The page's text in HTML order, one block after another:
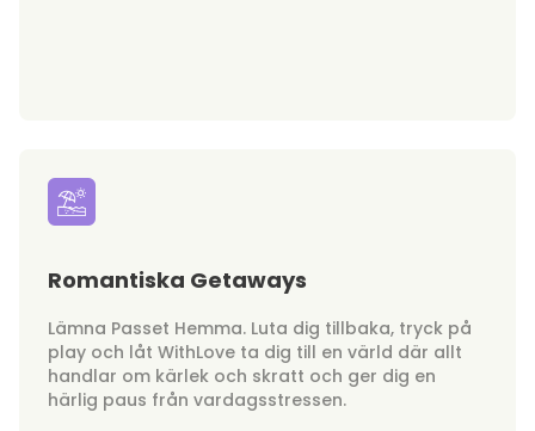
Romantiska Getaways
Lämna Passet Hemma. Luta dig tillbaka, tryck på
play och låt WithLove ta dig till en värld där allt
handlar om kärlek och skratt och ger dig en
härlig paus från vardagsstressen.